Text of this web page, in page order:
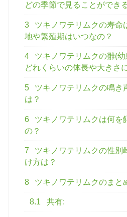
どの季節で見ることができ
3
ツキノワテリムクの寿命
地や繁殖期はいつなの？
4
ツキノワテリムクの雛(
どれくらいの体長や大きさ
5
ツキノワテリムクの鳴き
は？
6
ツキノワテリムクは何を
の？
7
ツキノワテリムクの性別
け方は？
8 ツキノワテリムクのまと
8.1 共有: